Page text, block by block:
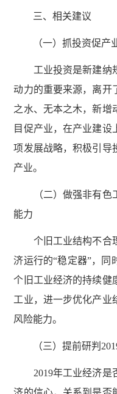
三、相关建议
（一）抓投资促产
工业投资是新建纳规
动力的重要来源，离开
之水、无本之木，新增
目促产业，在产业建设
项发展战略，积极引导
产业。
（二）做强非有色工
能力
个旧工业结构不合理
济运行的“稳定器”，同
个旧工业经济的持续健
工业，进一步优化产业
风险能力。
（三）提前研判
2019年工业经济是